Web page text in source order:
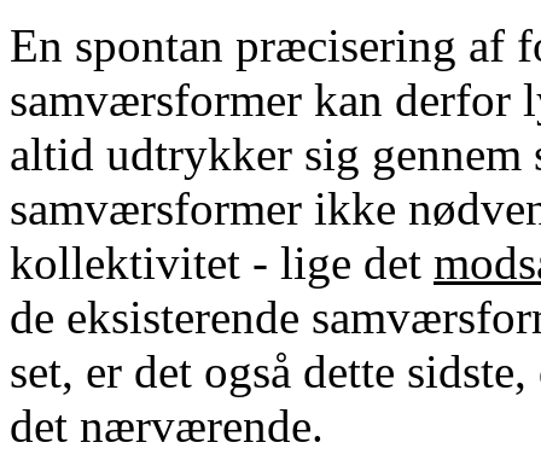
En spontan præcisering af
samværsformer kan derfor
altid udtrykker sig gennem
samværsformer ikke
kollektivitet - lige det
de eksisterende
set, er det også dette
det nærværende.